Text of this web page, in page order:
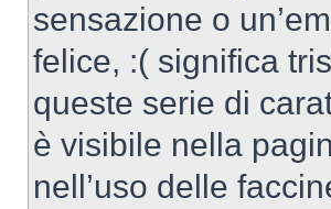
sensazione o
felice, :( significa
queste serie di
è visibile nella
nell’uso delle